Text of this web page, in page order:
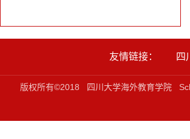
友情链接： 四
版权所有©2018 四川大学海外教育学院